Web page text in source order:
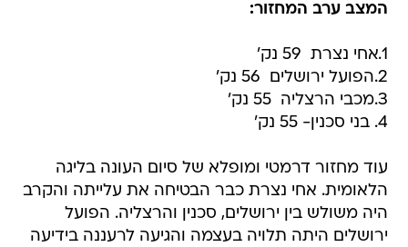
המצב ערב המחזור:
1.אחי נצרת  59 נק'
2.הפועל ירושלים  56 נק'
3.מכבי הרצליה  55 נק'
4. בני סכנין- 55 נק'
עוד מחזור דרמטי ומופלא של סיום העונה בליגה
הלאומית. אחי נצרת כבר הבטיחה את עלייתה והקרב
היה משולש בין ירושלים, סכנין והרצליה. הפועל
ירושלים היתה תלויה בעצמה והגיעה לרעננה בידיעה